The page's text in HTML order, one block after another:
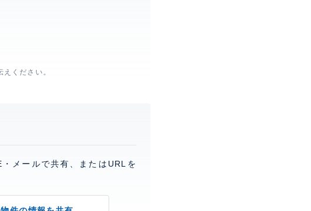
ください。
メールで共有、またはURLを